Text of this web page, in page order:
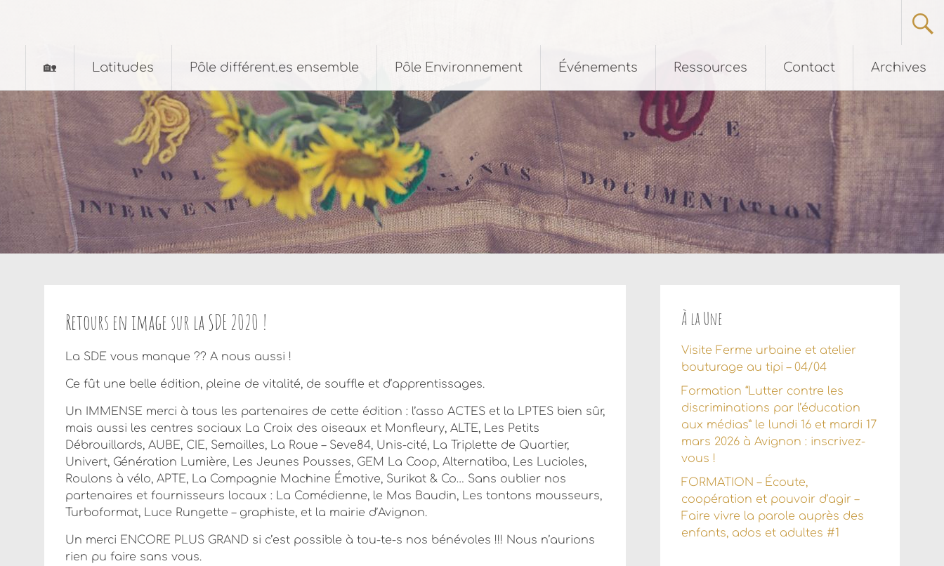
🏡 Latitudes Pôle différent.es ensemble Pôle Environnement Événements Ressources Contact Archives
Retours en image sur la SDE 2020 !
La SDE vous manque ?? A nous aussi !
Ce fût une belle édition, pleine de vitalité, de souffle et d’apprentissages.
Un IMMENSE merci à tous les partenaires de cette édition : l’asso ACTES et la LPTES bien sûr,
mais aussi les centres sociaux La Croix des oiseaux et Monfleury, ALTE, Les Petits
Débrouillards, AUBE, CIE, Semailles, La Roue – Seve84, Unis-cité, La Triplette de Quartier,
Univert, Génération Lumière, Les Jeunes Pousses, GEM La Coop, Alternatiba, Les Lucioles,
Roulons à vélo, APTE, La Compagnie Machine Émotive, Surikat & Co… Sans oublier nos
partenaires et fournisseurs locaux : La Comédienne, le Mas Baudin, Les tontons mousseurs,
Turboformat, Luce Rungette – graphiste, et la mairie d’Avignon.
Un merci ENCORE PLUS GRAND si c’est possible à tou-te-s nos bénévoles !!! Nous n’aurions
rien pu faire sans vous.
À la Une
Visite Ferme urbaine et atelier
bouturage au tipi – 04/04
Formation “Lutter contre les
discriminations par l’éducation
aux médias” le lundi 16 et mardi 17
mars 2026 à Avignon : inscrivez-
vous !
FORMATION – Écoute,
coopération et pouvoir d’agir –
Faire vivre la parole auprès des
enfants, ados et adultes #1